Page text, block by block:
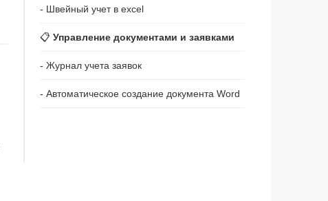
- Швейный учет в excel
📋 Управление документами и заявками
- Журнал учета заявок
- Автоматическое создание документа Word